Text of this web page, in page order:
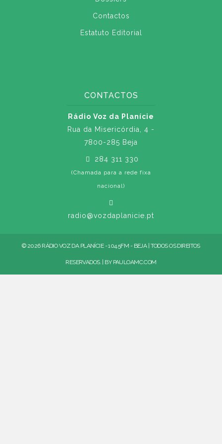
Contactos
Estatuto Editorial
CONTACTOS
Rádio Voz da Planície
Rua da Misericórdia, 4 -
7800-285 Beja
284 311 330
(Chamada para a rede fixa
nacional)
radio@vozdaplanicie.pt
© 2026 RÁDIO VOZ DA PLANÍCIE - 104.5FM - BEJA | TODOS OS DIREITOS
RESERVADOS. | BY PAULOAMC.COM